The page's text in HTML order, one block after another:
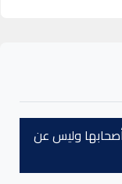
أصحابها وليس عن